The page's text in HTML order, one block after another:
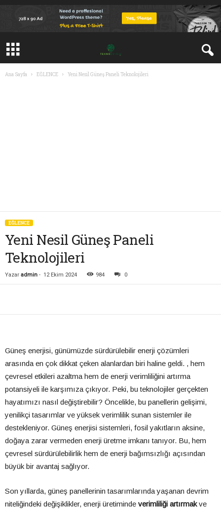
Ana Sayfa EĞLENCE Yeni Nesil Güneş Paneli Teknolojileri
EĞLENCE
Yeni Nesil Güneş Paneli
Teknolojileri
Yazar admin - 12 Ekim 2024 984 0
Güneş enerjisi, günümüzde sürdürülebilir enerji çözümleri
arasında en çok dikkat çeken alanlardan biri haline geldi. , hem
çevresel etkileri azaltma hem de enerji verimliliğini artırma
potansiyeli ile karşımıza çıkıyor. Peki, bu teknolojiler gerçekten
hayatımızı nasıl değiştirebilir? Öncelikle, bu panellerin gelişimi,
yenilikçi tasarımlar ve yüksek verimlilik sunan sistemler ile
destekleniyor. Güneş enerjisi sistemleri, fosil yakıtların aksine,
doğaya zarar vermeden enerji üretme imkanı tanıyor. Bu, hem
çevresel sürdürülebilirlik hem de enerji bağımsızlığı açısından
büyük bir avantaj sağlıyor.
Son yıllarda, güneş panellerinin tasarımlarında yaşanan devrim
niteliğindeki değişiklikler, enerji üretiminde verimliliği artırmakve